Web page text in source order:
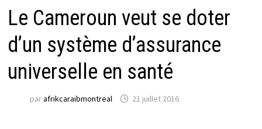
Le Cameroun veut se doter
d’un système d’assurance
universelle en santé
parafrikcaraibmontreal 21 juillet 2016